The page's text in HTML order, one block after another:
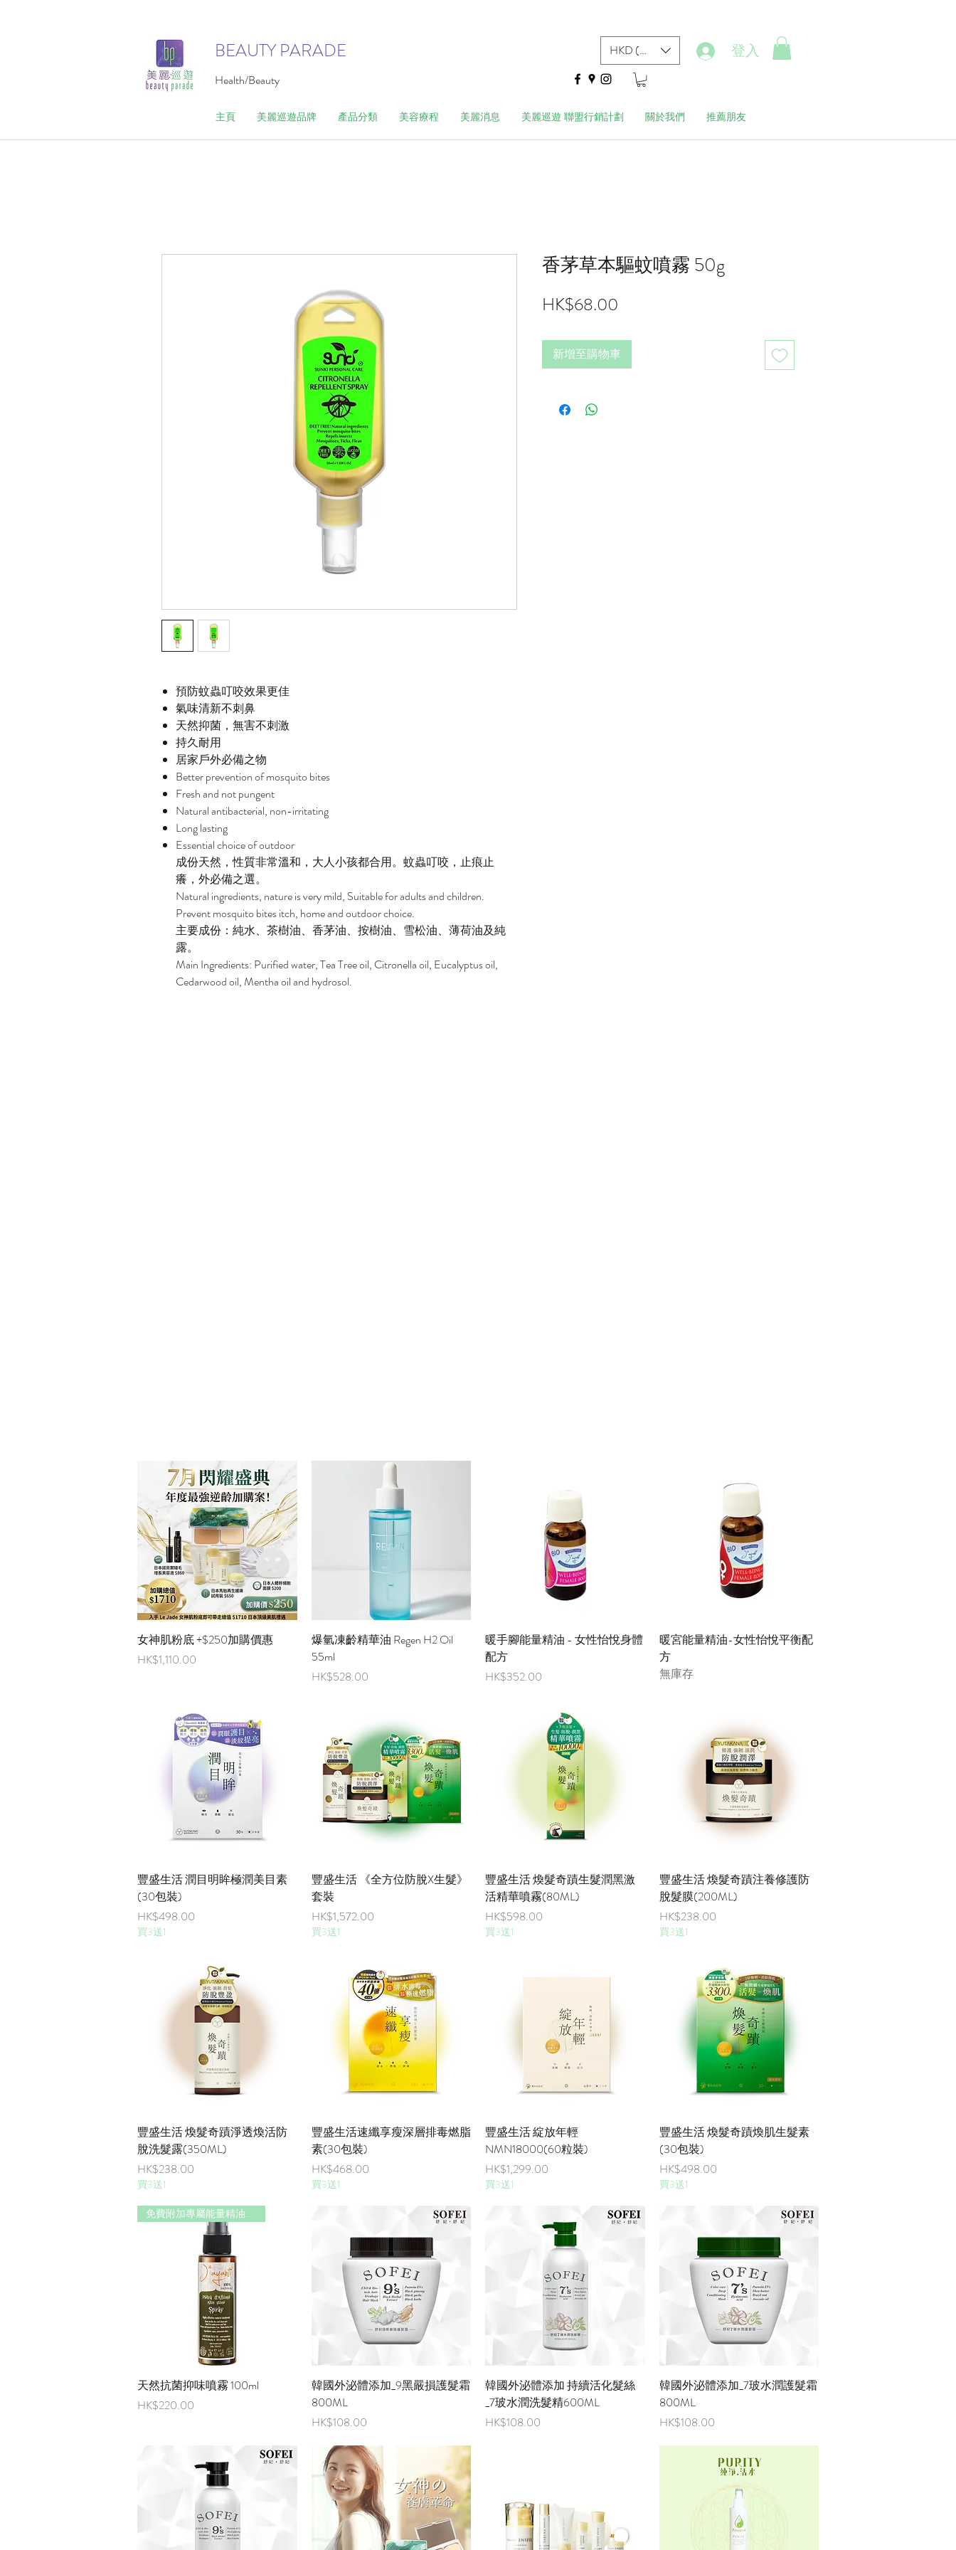
BEAUTY PARADE
Health/Beauty
HKD (HK$) 登入
主頁 美麗巡遊品牌 產品分類 美容療程 美麗消息 美麗巡遊 聯盟行銷計劃 關於我們 推薦朋友
預防蚊蟲叮咬效果更佳
氣味清新不刺鼻
天然抑菌，無害不刺激
持久耐用
居家戶外必備之物
Better prevention of mosquito bites
Fresh and not pungent
Natural antibacterial, non-irritating
Long lasting
Essential choice of outdoor
成份天然，性質非常溫和，大人小孩都合用。蚊蟲叮咬，止痕止
癢，外必備之選。
Natural ingredients, nature is very mild, Suitable for adults and children.
Prevent mosquito bites itch, home and outdoor choice.
主要成份：純水、茶樹油、香茅油、按樹油、雪松油、薄荷油及純
露。
Main Ingredients: Purified water, Tea Tree oil, Citronella oil, Eucalyptus oil,
Cedarwood oil, Mentha oil and hydrosol.
香茅草本驅蚊噴霧 50g
HK$68.00
新增至購物車
快速瀏覽
女神肌粉底 +$250加購價惠
價格
HK$1,110.00
快速瀏覽
爆氫凍齡精華油 Regen H2 Oil
55ml
價格
HK$528.00
快速瀏覽
暖手腳能量精油 - 女性怡悅身體
配方
價格
HK$352.00
快速瀏覽
暖宮能量精油-女性怡悅平衡配
方
無庫存
快速瀏覽
豐盛生活 潤目明眸極潤美目素
(30包裝)
價格
HK$498.00
買3送1
快速瀏覽
豐盛生活 《全方位防脫X生髮》
套裝
價格
HK$1,572.00
買3送1
快速瀏覽
豐盛生活 煥髮奇蹟生髮潤黑激
活精華噴霧(80ML)
價格
HK$598.00
買3送1
快速瀏覽
豐盛生活 煥髮奇蹟注養修護防
脫髮膜(200ML)
價格
HK$238.00
買3送1
快速瀏覽
豐盛生活 煥髮奇蹟淨透煥活防
脫洗髮露(350ML)
價格
HK$238.00
買3送1
快速瀏覽
豐盛生活速纖享瘦深層排毒燃脂
素(30包裝)
價格
HK$468.00
買3送1
快速瀏覽
豐盛生活 綻放年輕
NMN18000(60粒裝)
價格
HK$1,299.00
買3送1
快速瀏覽
豐盛生活 煥髮奇蹟煥肌生髮素
(30包裝)
價格
HK$498.00
買3送1
快速瀏覽
免費附加專屬能量精油香味
天然抗菌抑味噴霧 100ml
價格
HK$220.00
快速瀏覽
韓國外泌體添加_9黑嚴損護髮霜
800ML
價格
HK$108.00
快速瀏覽
韓國外泌體添加 持續活化髮絲
_7玻水潤洗髮精600ML
價格
HK$108.00
快速瀏覽
韓國外泌體添加_7玻水潤護髮霜
800ML
價格
HK$108.00